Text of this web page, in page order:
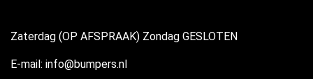
Zaterdag (OP AFSPRAAK) Zondag GESLOTEN
E-mail: info@bumpers.nl